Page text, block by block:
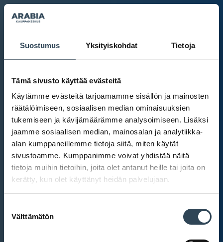
Suostumus Yksityiskohdat Tietoja
Tämä sivusto käyttää evästeitä
Käytämme evästeitä tarjoamamme sisällön ja mainosten
räätälöimiseen, sosiaalisen median ominaisuuksien
tukemiseen ja kävijämäärämme analysoimiseen. Lisäksi
jaamme sosiaalisen median, mainosalan ja analytiikka-
alan kumppaneillemme tietoja siitä, miten käytät
sivustoamme. Kumppanimme voivat yhdistää näitä
tietoja muihin tietoihin, joita olet antanut heille tai joita on
kerätty, kun olet käyttänyt heidän palvelujaan.
valinta
Välttämätön
Kauppakeskus Arabia